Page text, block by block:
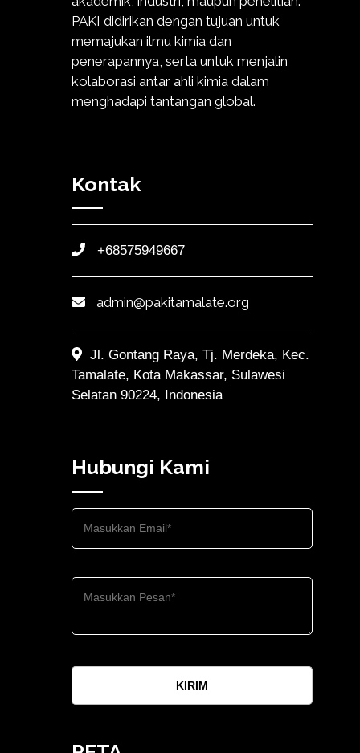
PAKI didirikan dengan tujuan untuk
memajukan ilmu kimia dan
penerapannya, serta untuk menjalin
kolaborasi antar ahli kimia dalam
menghadapi tantangan global.
Kontak
+68575949667
admin@pakitamalate.org
Jl. Gontang Raya, Tj. Merdeka, Kec.
Tamalate, Kota Makassar, Sulawesi
Selatan 90224, Indonesia
Hubungi Kami
KIRIM